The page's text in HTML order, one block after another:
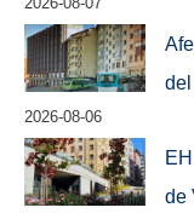
2026-08-06
de